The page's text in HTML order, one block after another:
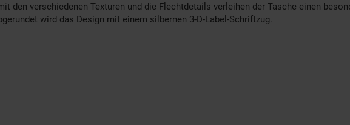
den verschiedenen Texturen und die Flechtdetails verleihen der Tasche einen
wird das Design mit einem silbernen 3-D-Label-Schriftzug.